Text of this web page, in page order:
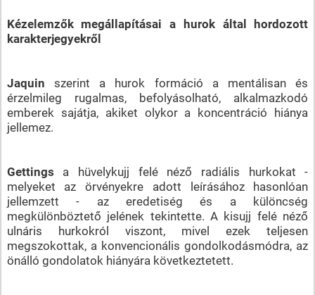
Kézelemzők megállapításai a hurok által hordozott
karakterjegyekről
Jaquin szerint a hurok formáció a mentálisan és
érzelmileg rugalmas, befolyásolható, alkalmazkodó
emberek sajátja, akiket olykor a koncentráció hiánya
jellemez.
Gettings a hüvelykujj felé néző radiális hurkokat -
melyeket az örvényekre adott leírásához hasonlóan
jellemzett - az eredetiség és a különcség
megkülönböztető jelének tekintette. A kisujj felé néző
ulnáris hurkokról viszont, mivel ezek teljesen
megszokottak, a konvencionális gondolkodásmódra, az
önálló gondolatok hiányára következtetett.